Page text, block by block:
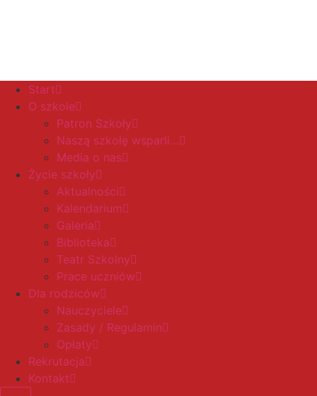
Start
O szkole
Patron Szkoły
Naszą szkołę wsparli…
Media o nas
Życie szkoły
Aktualności
Kalendarium
Galeria
Biblioteka
Teatr Szkolny
Prace uczniów
Dla rodziców
Nauczyciele
Zasady / Regulamin
Opłaty
Rekrutacja
Kontakt